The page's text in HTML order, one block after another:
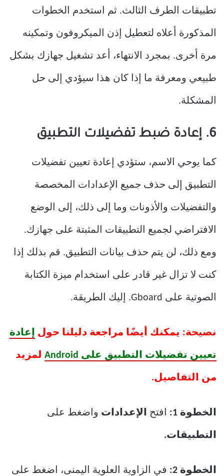
تطبيقات الطرف الثالث. ثم استخدم الخطوات
المذكورة أعلاه لتعطيل إذن الميكروفون وتمكينه
مرة أخرى. بمجرد الانتهاء، أعد تشغيل جهازك بشكل
طبيعي ومعرفة ما إذا كان هذا سيؤدي إلى حل
المشكلة.
6. إعادة ضبط تفضيلات التطبيق
كما يوحي الاسم، ستؤدي إعادة تعيين تفضيلات
التطبيق إلى حذف جميع الإعدادات المخصصة
والتفضيلات والأذونات وما إلى ذلك، إلى الوضع
الافتراضي لجميع التطبيقات المثبتة على جهازك.
ومع ذلك، لن يتم حذف بيانات التطبيق. قم بذلك إذا
كنت لا تزال غير قادر على استخدام ميزة الكتابة
الصوتية على Gboard. إليك الطريقة.
نصيحة: يمكنك أيضًا مراجعة دليلنا حول إعادة
تعيين تفضيلات التطبيق على Android لمزيد
من التفاصيل.
الخطوة 1: افتح الإعدادات واضغط على
التطبيقات.
الخطوة 2: في الزاوية العلوية اليمنى، اضغط على